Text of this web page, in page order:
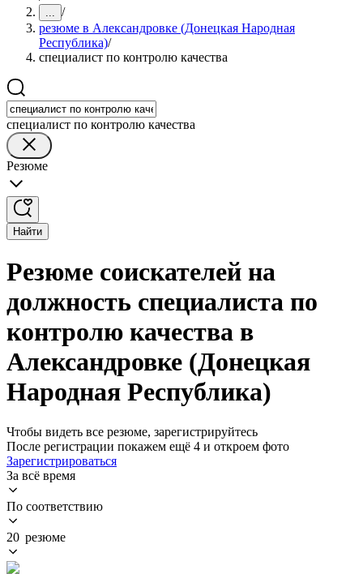
... /
резюме в Александровке (Донецкая Народная
Республика)/
специалист по контролю качества
специалист по контролю качества
Резюме
Найти
Резюме соискателей на
должность специалиста по
контролю качества в
Александровке (Донецкая
Народная Республика)
Чтобы видеть все резюме, зарегистрируйтесь
После регистрации покажем ещё 4 и откроем фото
Зарегистрироваться
За всё время
По соответствию
20 резюме